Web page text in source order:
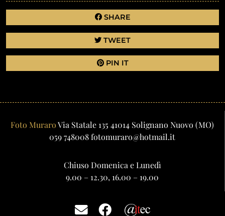
SHARE
TWEET
PIN IT
Foto MuraroVia Statale 135 41014 Solignano Nuovo (MO)
059 748008fotomuraro@hotmail.it
Chiuso Domenica e Lunedì
9.00 – 12.30, 16.00 – 19.00